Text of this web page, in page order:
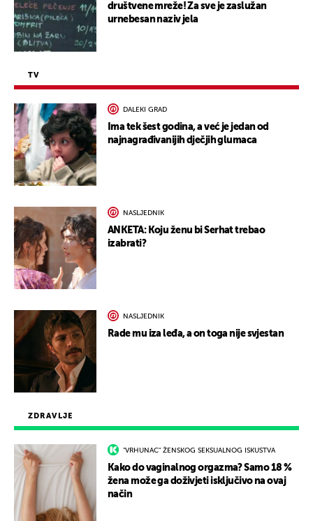
ZDRAVLJE
"VRHUNAC" ŽENSKOG SEKSUALNOG ISKUSTVA
Kako do vaginalnog orgazma? Samo 18 %
žena može ga doživjeti isključivo na ovaj
način
društvene mreže! Za sve je zaslužan
urnebesan naziv jela
TV
DALEKI GRAD
Ima tek šest godina, a već je jedan od
najnagrađivanijih dječjih glumaca
NASLJEDNIK
ANKETA: Koju ženu bi Serhat trebao
izabrati?
NASLJEDNIK
Rade mu iza leđa, a on toga nije svjestan